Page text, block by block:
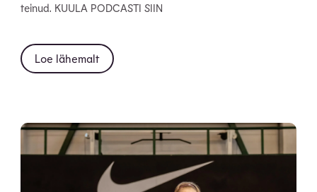
teinud. KUULA PODCASTI SIIN
Loe lähemalt